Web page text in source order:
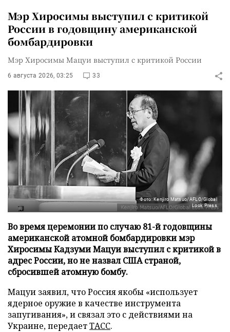
Мэр Хиросимы выступил с критикой
России в годовщину американской
бомбардировки
Мэр Хиросимы Мацуи выступил с критикой России
6 августа 2026, 03:25 33
Фото: Kenjiro Matsuo/AFLO/Global
Look Press
Во время церемонии по случаю 81-й годовщины
американской атомной бомбардировки мэр
Хиросимы Кадзуми Мацуи выступил с критикой в
адрес России, но не назвал США страной,
сбросившей атомную бомбу.
Мацуи заявил, что Россия якобы «использует
ядерное оружие в качестве инструмента
запугивания», и связал это с действиями на
Украине, передаетТАСС.